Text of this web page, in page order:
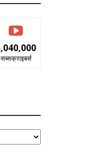
सब्सक्राइबर्स